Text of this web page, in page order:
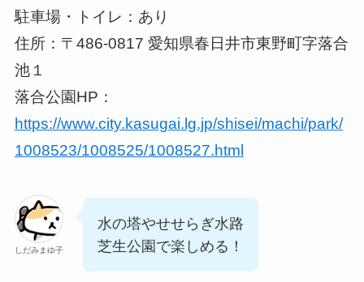
駐車場・トイレ：あり
住所：〒486-0817 愛知県春日井市東野町字落合
池１
落合公園HP：
https://www.city.kasugai.lg.jp/shisei/machi/park/
1008523/1008525/1008527.html
しだみまゆ子
水の塔やせせらぎ水路
芝生公園で楽しめる！